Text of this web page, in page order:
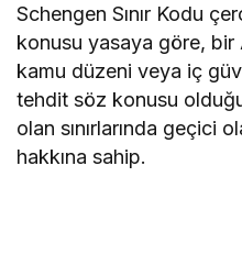
Schengen Sınır Kodu
konusu yasaya göre,
kamu düzeni veya iç
tehdit söz konusu
olan sınırlarında geçici
hakkına sahip.